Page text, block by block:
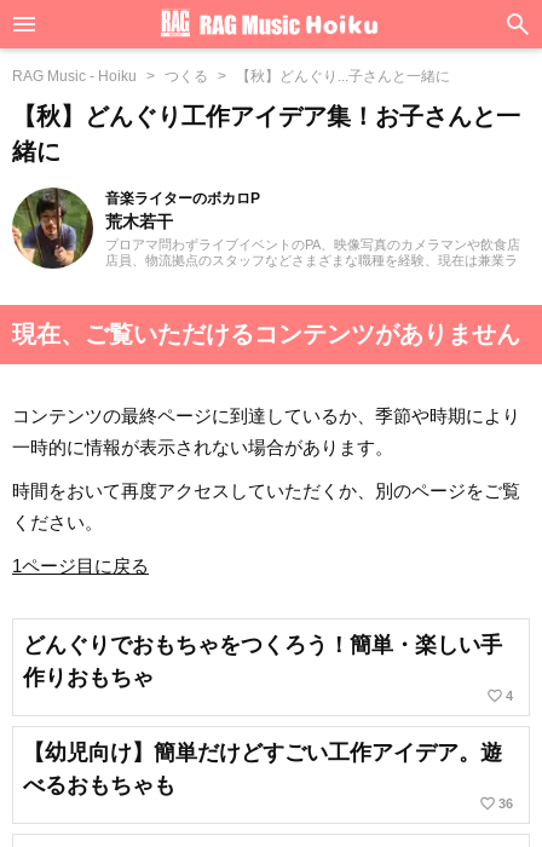
RAG Music - Hoiku つくる 【秋】どんぐり...子さんと一緒に
【秋】どんぐり工作アイデア集！お子さんと一
緒に
音楽ライターのボカロP
荒木若干
プロアマ問わずライブイベントのPA、映像写真のカメラマンや飲食店
店員、物流拠点のスタッフなどさまざまな職種を経験、現在は兼業ラ
典ライナーノーツの執筆等に携わらせていただきました。音楽経験と
しては、中学からギターを始め、学生時代はバンド活動に注力。その
後15年以上、現在に至るまで、いちボカロPとしてオリジナル楽曲を発
現在、ご覧いただけるコンテンツがありません
コンテンツの最終ページに到達しているか、季節や時期により
一時的に情報が表示されない場合があります。
時間をおいて再度アクセスしていただくか、別のページをご覧
ください。
1ページ目に戻る
どんぐりでおもちゃをつくろう！簡単・楽しい手
作りおもちゃ
favorite_border 4
【幼児向け】簡単だけどすごい工作アイデア。遊
べるおもちゃも
favorite_border 36